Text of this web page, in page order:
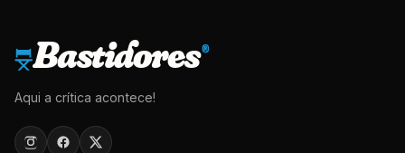
Bastidores®
Aqui a crítica acontece!